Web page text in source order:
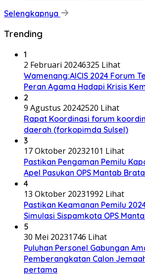
Selengkapnya
Trending
1
2 Februari 20246325 Lihat
Wamenang:AICIS 2024 Forum
Peran Agama Hadapi Krisis
2
9 Agustus 20242520 Lihat
Rapat Koordinasi forum
daerah (forkopimda Sulsel)
3
17 Oktober 20232101 Lihat
Pastikan Pengaman Pemilu
Apel Pasukan OPS Mantab Brata
4
13 Oktober 20231992 Lihat
Pastikan Keamanan Pemilu
Simulasi Sispamkota OPS
5
30 Mei 20231746 Lihat
Puluhan Personel Gabungan
Pemberangkatan Calon
pertama